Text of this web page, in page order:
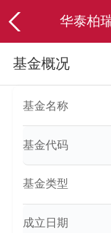
华泰柏
基金概况
基金名称
基金代码
基金类型
成立日期